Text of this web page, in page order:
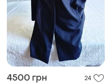
4500 грн 24